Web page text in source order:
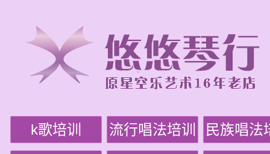
k歌培训 流行唱法培训 民族唱法